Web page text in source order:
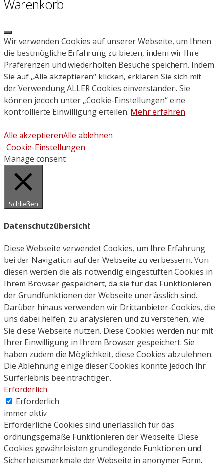
Warenkorb
Close
Wir verwenden Cookies auf unserer Webseite, um Ihnen
die bestmögliche Erfahrung zu bieten, indem wir Ihre
Präferenzen und wiederholten Besuche speichern. Indem
Sie auf „Alle akzeptieren“ klicken, erklären Sie sich mit
der Verwendung ALLER Cookies einverstanden. Sie
können jedoch unter „Cookie-Einstellungen“ eine
kontrollierte Einwilligung erteilen. Mehr erfahren
Alle akzeptierenAlle ablehnen
Cookie-Einstellungen
Manage consent
Schließen
Datenschutzübersicht
Diese Webseite verwendet Cookies, um Ihre Erfahrung
bei der Navigation auf der Webseite zu verbessern. Von
diesen werden die als notwendig eingestuften Cookies in
Ihrem Browser gespeichert, da sie für das Funktionieren
der Grundfunktionen der Webseite unerlässlich sind.
Darüber hinaus verwenden wir Drittanbieter-Cookies, die
uns dabei helfen, zu analysieren und zu verstehen, wie
Sie diese Webseite nutzen. Diese Cookies werden nur mit
Ihrer Einwilligung in Ihrem Browser gespeichert. Sie
haben zudem die Möglichkeit, diese Cookies abzulehnen.
Die Ablehnung einige dieser Cookies könnte jedoch Ihr
Surferlebnis beeinträchtigen.
Erforderlich
Erforderlich
immer aktiv
Erforderliche Cookies sind unerlässlich für das
ordnungsgemäße Funktionieren der Webseite. Diese
Cookies gewährleisten grundlegende Funktionen und
Sicherheitsmerkmale der Webseite in anonymer Form.